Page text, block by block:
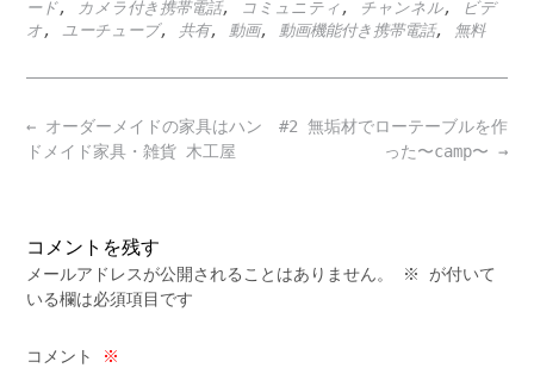
ード, カメラ付き携帯電話, コミュニティ , チャンネル,
ビデ
オ, ユーチューブ, 共有, 動画, 動画機能付き携帯電話, 無料
Post
navigation
#2 無垢材でローテーブルを作
った〜camp〜 →
← オーダーメイドの家具はハン
ドメイド家具・雑貨 木工屋
コメントを残す
メールアドレスが公開されることはありません。 ※
が付いて
いる欄は必須項目です
コメント ※